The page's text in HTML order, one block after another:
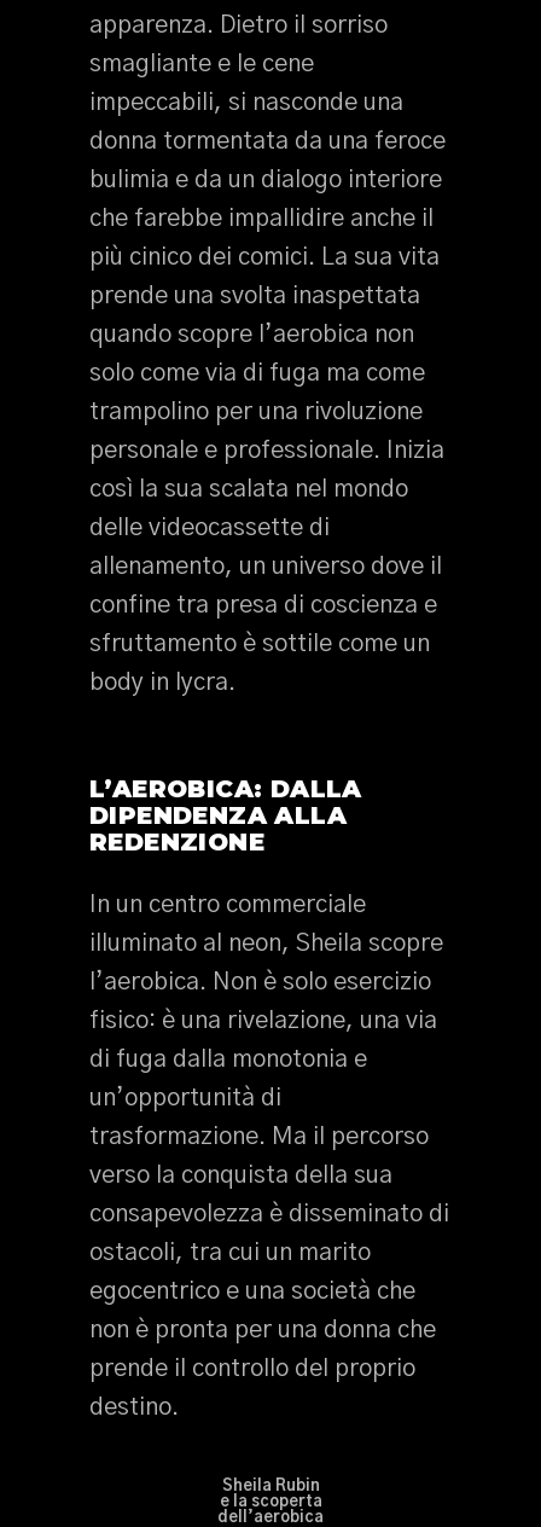
apparenza. Dietro il sorriso
smagliante e le cene
impeccabili, si nasconde una
donna tormentata da una feroce
bulimia e da un dialogo interiore
che farebbe impallidire anche il
più cinico dei comici. La sua vita
prende una svolta inaspettata
quando scopre l’aerobica non
solo come via di fuga ma come
trampolino per una rivoluzione
personale e professionale. Inizia
così la sua scalata nel mondo
delle videocassette di
allenamento, un universo dove il
confine tra presa di coscienza e
sfruttamento è sottile come un
body in lycra.
L’AEROBICA: DALLA
DIPENDENZA ALLA
REDENZIONE
In un centro commerciale
illuminato al neon, Sheila scopre
l’aerobica. Non è solo esercizio
fisico: è una rivelazione, una via
di fuga dalla monotonia e
un’opportunità di
trasformazione. Ma il percorso
verso la conquista della sua
consapevolezza è disseminato di
ostacoli, tra cui un marito
egocentrico e una società che
non è pronta per una donna che
prende il controllo del proprio
destino.
Sheila Rubin
e la scoperta
dell’aerobica